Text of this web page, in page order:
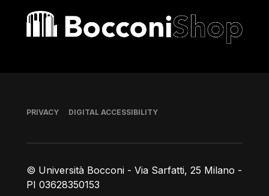
Bocconi shop
© Università Bocconi - Via Sarfatti, 25 Milano -
PI 03628350153
Footer
PRIVACY DIGITAL ACCESSIBILITY